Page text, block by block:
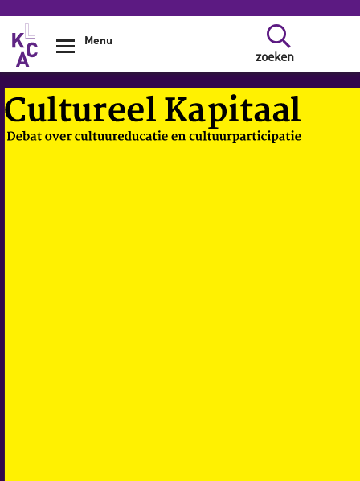
Overslaan en naar de inhoud gaan
zoeken
Menu